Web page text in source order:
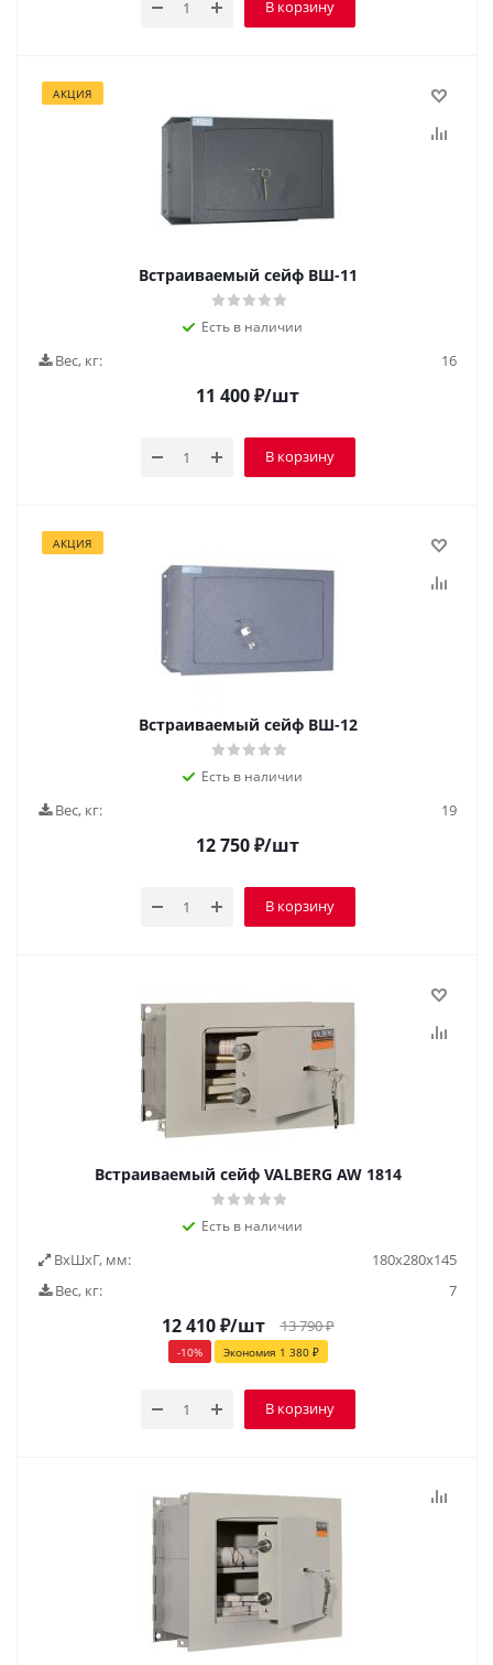
В корзину
АКЦИЯ
Встраиваемый сейф ВШ-11
Есть в наличии
Вес, кг: 16
11 400₽/шт
В корзину
АКЦИЯ
Встраиваемый сейф ВШ-12
Есть в наличии
Вес, кг: 19
12 750₽/шт
В корзину
Встраиваемый сейф VALBERG AW 1814
Есть в наличии
ВxШxГ, мм:
180х280х145
Вес, кг:
7
12 410₽/шт 13 790₽
-10% Экономия 1 380₽
В корзину